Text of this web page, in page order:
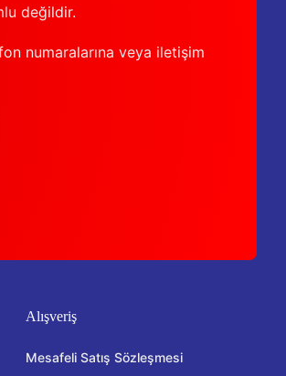
değildir.
numaralarına veya iletişim
Alışveriş
Mesafeli Satış Sözleşmesi